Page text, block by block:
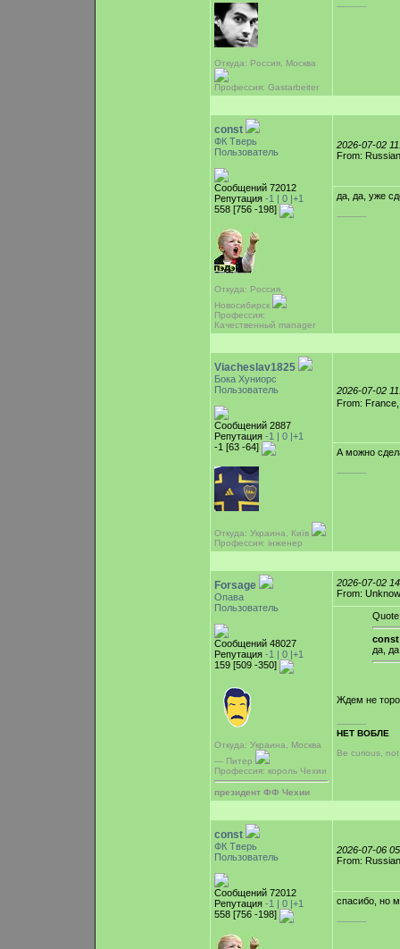
Откуда: Россия, Москва
Профессия: Gastarbeiter
-----------
const
ФК Тверь
Пользователь
Сообщений 72012
Репутация -1 | 0 |+1
558 [756 -198]
Откуда: Россия,
Новосибирск
Профессия:
Качественный manager
2026-07-02
From:
да, да, уже
-----------
Viacheslav1825
Бока Хуниорс
Пользователь
Сообщений 2887
Репутация -1 | 0 |+1
-1 [63 -64]
Откуда: Украина, Київ
Профессия: інженер
2026-07-02
From:
А можно
-----------
Forsage
Опава
Пользователь
Сообщений 48027
Репутация -1 | 0 |+1
159 [509 -350]
Откуда: Украина, Москва
— Питер
Профессия: король Чехии
президент ФФ Чехии
2026-07-02
From:
Quote
да,
Ждем не
-----------
НЕТ ВОБЛЕ
Be curious,
const
ФК Тверь
Пользователь
Сообщений 72012
Репутация -1 | 0 |+1
558 [756 -198]
2026-07-06
From:
спасибо, но
-----------